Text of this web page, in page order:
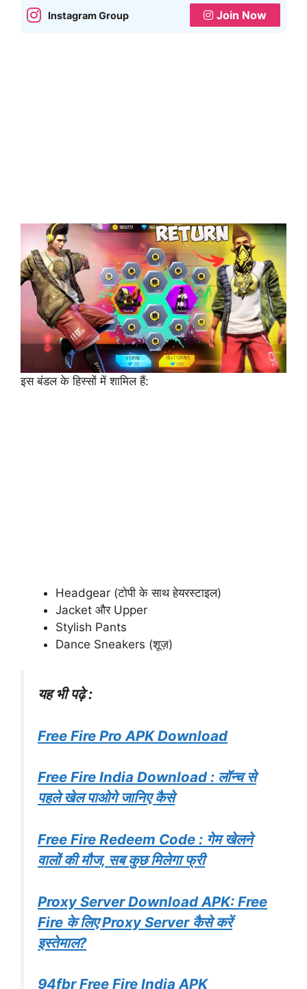
Instagram Group Join Now
इस बंडल के हिस्सों में शामिल हैं:
Headgear (टोपी के साथ हेयरस्टाइल)
Jacket और Upper
Stylish Pants
Dance Sneakers (शूज़)
यह भी पढ़े :
Free Fire Pro APK Download
Free Fire India Download : लॉन्च से
पहले खेल पाओगे जानिए कैसे
Free Fire Redeem Code : गेम खेलने
वालों की मौज, सब कुछ मिलेगा फ्री
Proxy Server Download APK: Free
Fire के लिए Proxy Server कैसे करें
इस्तेमाल?
94fbr Free Fire India APK